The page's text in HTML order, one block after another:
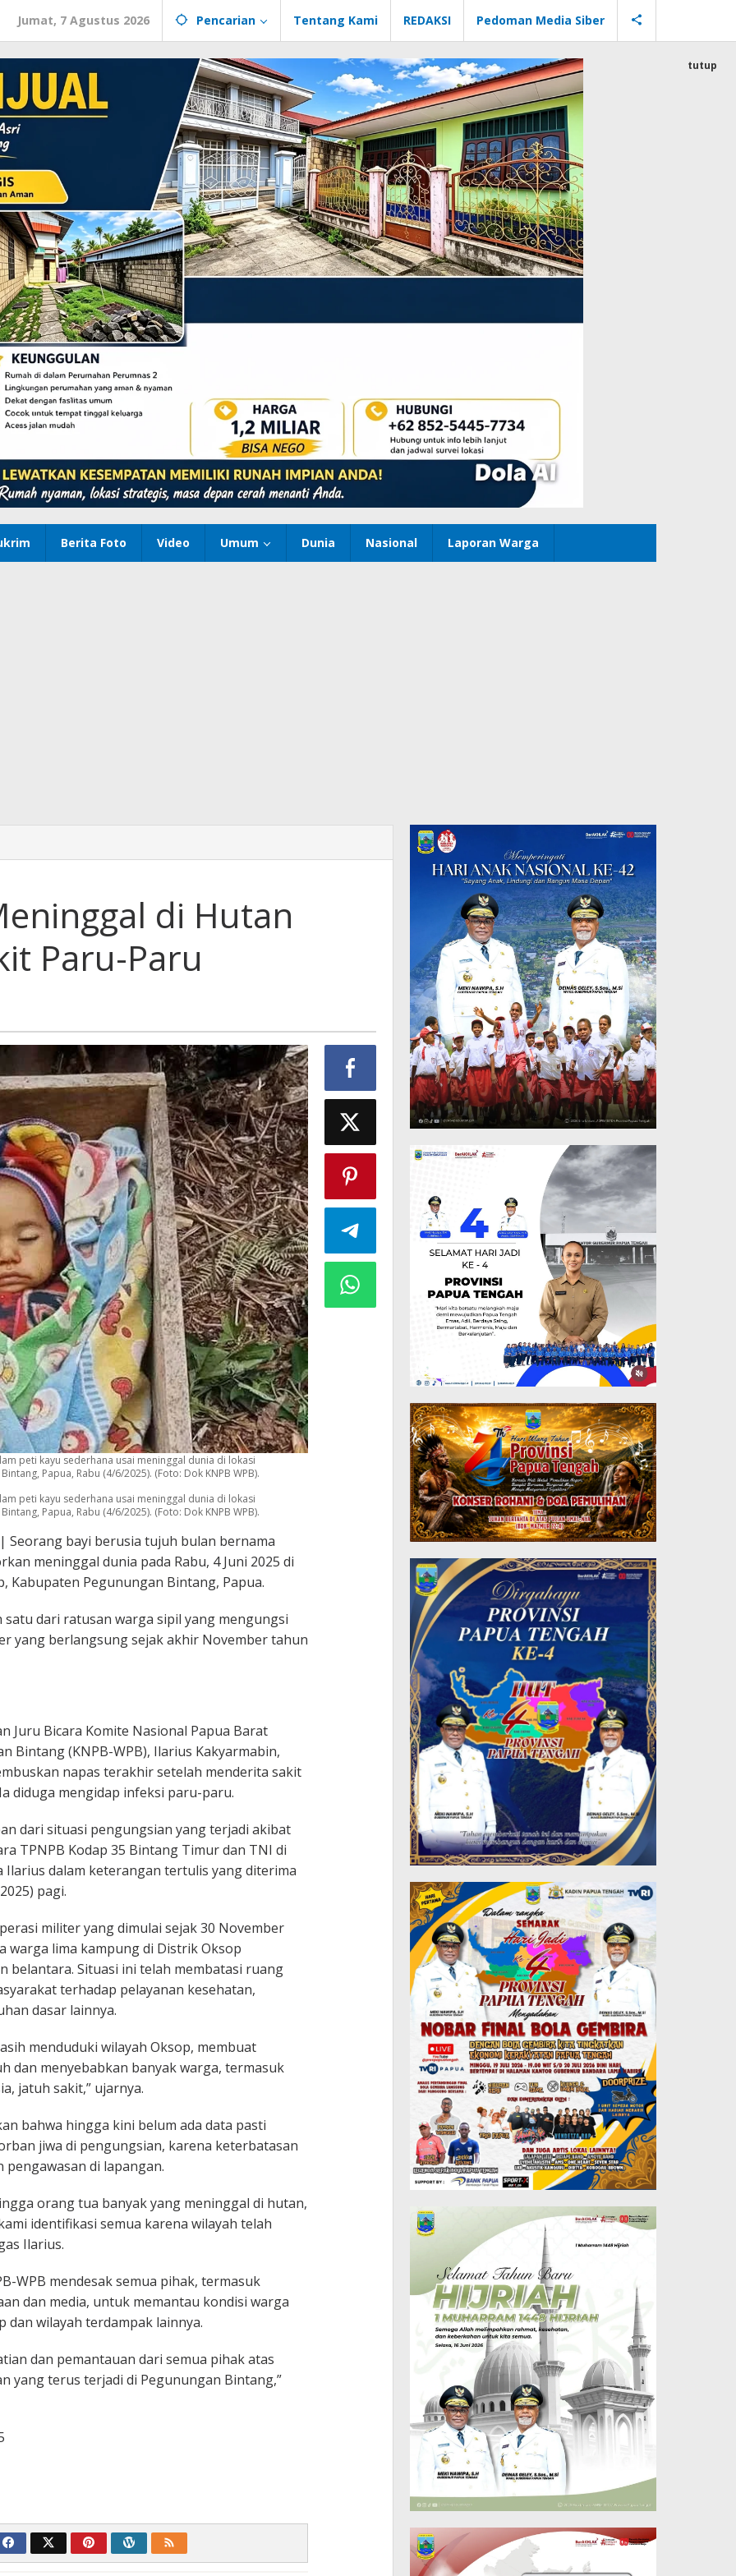
Jumat, 7 Agustus 2026 Pencarian Tentang Kami REDAKSI Pedoman Media Siber
Berita Foto Video Umum Dunia Nasional Laporan Warga
tutup
di Hutan
Paru-Paru
peti kayu sederhana usai meninggal dunia di lokasi
Papua, Rabu (4/6/2025). (Foto: Dok KNPB WPB).
peti kayu sederhana usai meninggal dunia di lokasi
Papua, Rabu (4/6/2025). (Foto: Dok KNPB WPB).
| Seorang bayi berusia tujuh bulan bernama
meninggal dunia pada Rabu, 4 Juni 2025 di
Kabupaten Pegunungan Bintang, Papua.
satu dari ratusan warga sipil yang mengungsi
yang berlangsung sejak akhir November tahun
Juru Bicara Komite Nasional Papua Barat
Bintang (KNPB-WPB), Ilarius Kakyarmabin,
napas terakhir setelah menderita sakit
diduga mengidap infeksi paru-paru.
dari situasi pengungsian yang terjadi akibat
TPNPB Kodap 35 Bintang Timur dan TNI di
Ilarius dalam keterangan tertulis yang diterima
pagi.
militer yang dimulai sejak 30 November
warga lima kampung di Distrik Oksop
belantara. Situasi ini telah membatasi ruang
terhadap pelayanan kesehatan,
dasar lainnya.
menduduki wilayah Oksop, membuat
dan menyebabkan banyak warga, termasuk
jatuh sakit,” ujarnya.
bahwa hingga kini belum ada data pasti
jiwa di pengungsian, karena keterbatasan
pengawasan di lapangan.
orang tua banyak yang meninggal di hutan,
identifikasi semua karena wilayah telah
Ilarius.
WPB mendesak semua pihak, termasuk
dan media, untuk memantau kondisi warga
dan wilayah terdampak lainnya.
dan pemantauan dari semua pihak atas
yang terus terjadi di Pegunungan Bintang,”